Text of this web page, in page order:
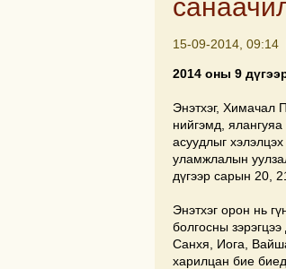
15-09-2014, 09:14
2014 оны 9
Энэтхэг,
нийгэмд,
асуудлыг
уламжлалын
дүгээр сарын 20,
Энэтхэг орон нь
болгосны
Санхя, Иога,
харилцан бие